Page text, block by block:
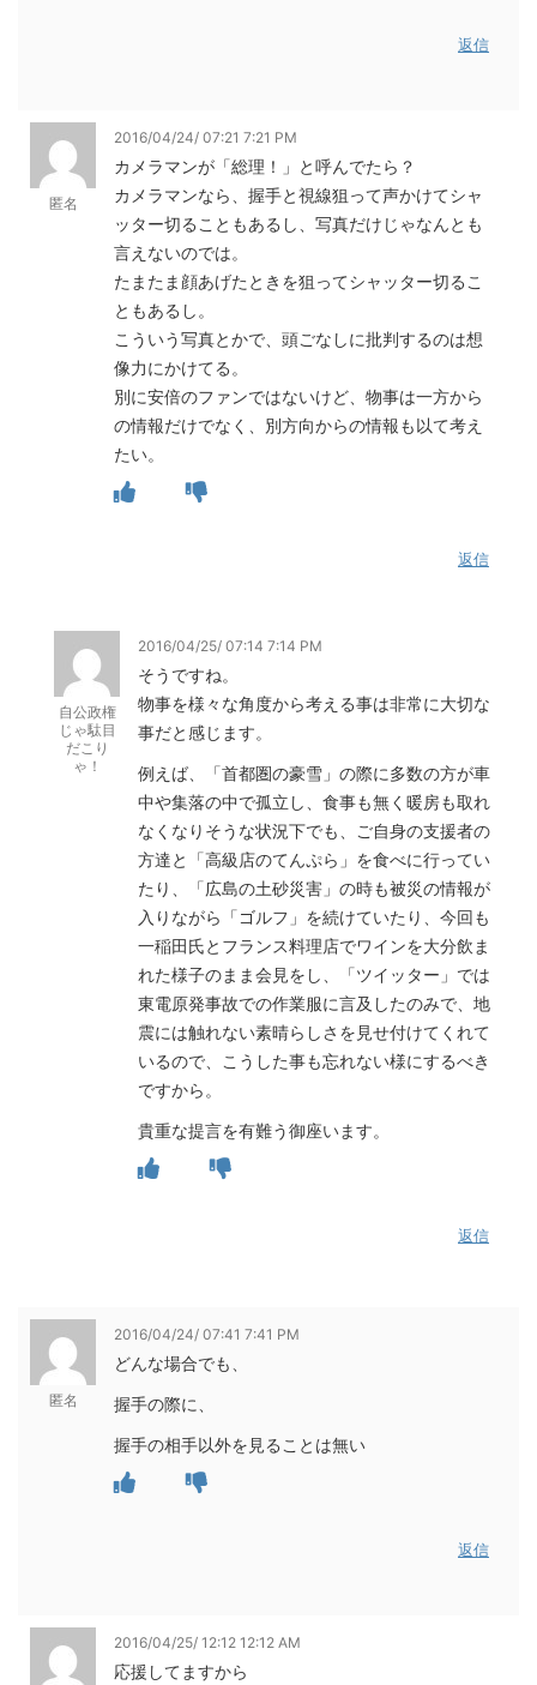
返信
匿名
2016/04/24/ 07:21 7:21 PM
カメラマンが「総理！」と呼んでたら？
カメラマンなら、握手と視線狙って声かけてシャ
ッター切ることもあるし、写真だけじゃなんとも
言えないのでは。
たまたま顔あげたときを狙ってシャッター切るこ
ともあるし。
こういう写真とかで、頭ごなしに批判するのは想
像力にかけてる。
別に安倍のファンではないけど、物事は一方から
の情報だけでなく、別方向からの情報も以て考え
たい。
返信
自公政権
じゃ駄目
だこり
ゃ！
2016/04/25/ 07:14 7:14 PM
そうですね。
物事を様々な角度から考える事は非常に大切な
事だと感じます。
例えば、「首都圏の豪雪」の際に多数の方が車
中や集落の中で孤立し、食事も無く暖房も取れ
なくなりそうな状況下でも、ご自身の支援者の
方達と「高級店のてんぷら」を食べに行ってい
たり、「広島の土砂災害」の時も被災の情報が
入りながら「ゴルフ」を続けていたり、今回も
一稲田氏とフランス料理店でワインを大分飲ま
れた様子のまま会見をし、「ツイッター」では
東電原発事故での作業服に言及したのみで、地
震には触れない素晴らしさを見せ付けてくれて
いるので、こうした事も忘れない様にするべき
ですから。
貴重な提言を有難う御座います。
返信
匿名
2016/04/24/ 07:41 7:41 PM
どんな場合でも、
握手の際に、
握手の相手以外を見ることは無い
返信
2016/04/25/ 12:12 12:12 AM
応援してますから